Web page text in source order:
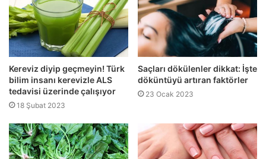
Kereviz diyip geçmeyin! Türk
bilim insanı kerevizle ALS
tedavisi üzerinde çalışıyor
18 Şubat 2023
Saçları dökülenler dikkat: İşte
döküntüyü artıran faktörler
23 Ocak 2023